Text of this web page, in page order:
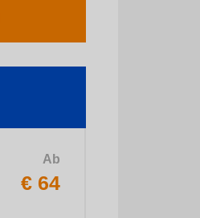
Ab
€ 64